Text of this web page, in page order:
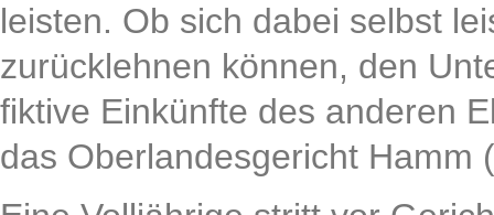
leisten. Ob sich dabei selbst
zurücklehnen können, den
fiktive Einkünfte des anderen
das Oberlandesgericht Hamm